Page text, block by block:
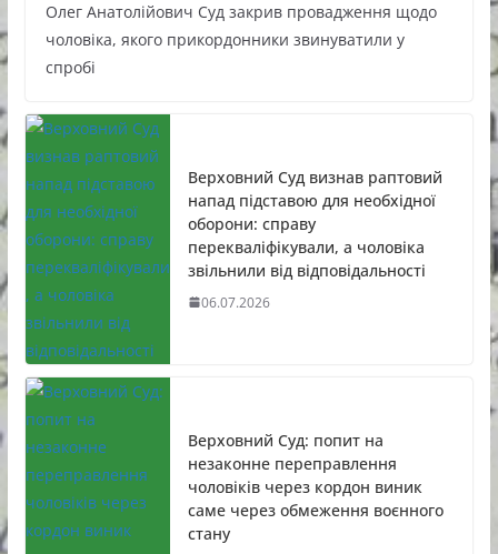
Олег Анатолійович Суд закрив провадження щодо
чоловіка, якого прикордонники звинуватили у
спробі
Верховний Суд визнав раптовий
напад підставою для необхідної
оборони: справу
перекваліфікували, а чоловіка
звільнили від відповідальності
06.07.2026
Верховний Суд: попит на
незаконне переправлення
чоловіків через кордон виник
саме через обмеження воєнного
стану